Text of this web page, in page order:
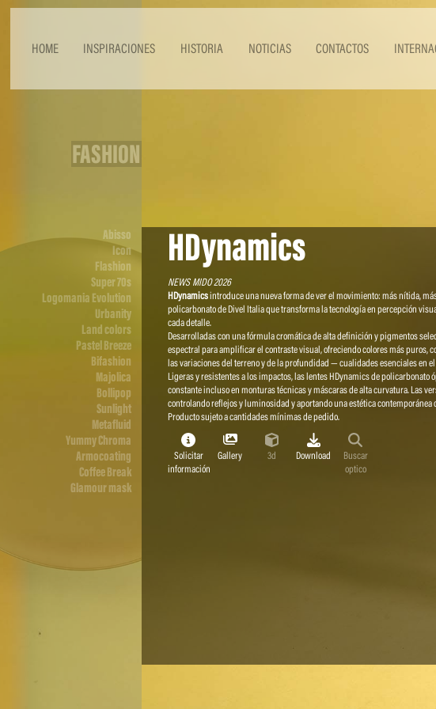
HOME INSPIRACIONES HISTORIA NOTICIAS CONTACTOS
FASHION
Abisso
Icon
Flashion
Super 70s
Logomania Evolution
Urbanity
Land colors
Pastel Breeze
Bifashion
Majolica
Bollipop
Sunlight
Metafluid
Yummy Chroma
Armocoating
Coffee Break
Glamour mask
HDynamics
NEWS MIDO 2026
HDynamicsintroduce una nueva forma de ver el movimiento: más nítida,
policarbonato de Divel Italia que transforma la tecnología en percepción
cada detalle.
Desarrolladas con una fórmula cromática de alta definición y pigmentos
espectral para amplificar el contraste visual, ofreciendo colores más puros,
las variaciones del terreno y de la profundidad — cualidades esenciales en
Ligeras y resistentes a los impactos, las lentes HDynamics de
constante incluso en monturas técnicas y máscaras de alta curvatura. Las
controlando reflejos y luminosidad y aportando una estética contemporánea
Producto sujeto a cantidades mínimas de pedido.
Solicitar
información
Gallery 3d Download
Buscar
optico